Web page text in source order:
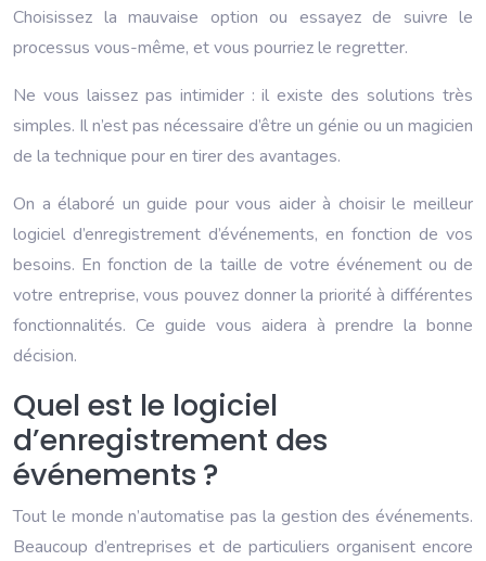
Choisissez la mauvaise option ou essayez de suivre le
processus vous-même, et vous pourriez le regretter.
Ne vous laissez pas intimider : il existe des solutions très
simples. Il n’est pas nécessaire d’être un génie ou un magicien
de la technique pour en tirer des avantages.
On a élaboré un guide pour vous aider à choisir le meilleur
logiciel d’enregistrement d’événements, en fonction de vos
besoins. En fonction de la taille de votre événement ou de
votre entreprise, vous pouvez donner la priorité à différentes
fonctionnalités. Ce guide vous aidera à prendre la bonne
décision.
Quel est le logiciel
d’enregistrement des
événements ?
Tout le monde n’automatise pas la gestion des événements.
Beaucoup d’entreprises et de particuliers organisent encore